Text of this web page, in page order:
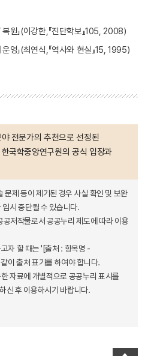
원」(이강한,『진단학보』105, 2008)
영」(최연식,『역사와 현실』15, 1995)
전문가의 추천으로 선정된
국학중앙연구원의 공식 입장과
문제 등이 제기된 경우 사실 확인 및 보완
시 중단될 수 있습니다.
저작물로서 공공누리 제도에 따라 이용
자 할 때는 '[출처 : 항목명 -
이 출처 표기를 하여야 합니다.
자료에 개별적으로 공공누리 표시를
신 후 이용하시기 바랍니다.